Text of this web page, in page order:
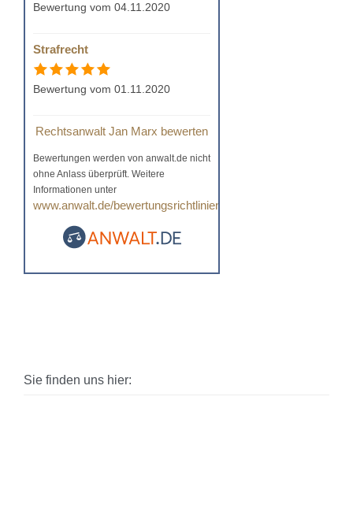
Bewertung vom 04.11.2020
Strafrecht
Bewertung vom 01.11.2020
Rechtsanwalt Jan Marx bewerten
Bewertungen werden von anwalt.de nicht
ohne Anlass überprüft. Weitere
Informationen unter
www.anwalt.de/bewertungsrichtlinien
Sie finden uns hier: